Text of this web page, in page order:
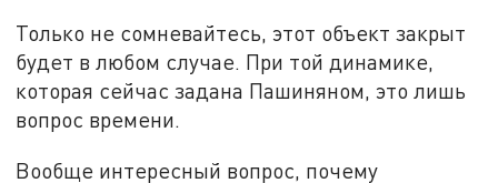
Только не сомневайтесь, этот объект закрыт
будет в любом случае. При той динамике,
которая сейчас задана Пашиняном, это лишь
вопрос времени.
Вообще интересный вопрос, почему